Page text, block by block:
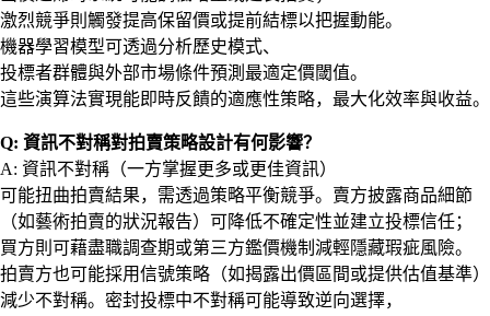
激烈競爭則觸發提高保留價或提前結標以把握動能。
機器學習模型可透過分析歷史模式、
投標者群體與外部市場條件預測最適定價閾值。
這些演算法實現能即時反饋的適應性策略，最大化效率與收益。
Q: 資訊不對稱對拍賣策略設計有何影響？
A: 資訊不對稱（一方掌握更多或更佳資訊）
可能扭曲拍賣結果，需透過策略平衡競爭。賣方披露商品細節
（如藝術拍賣的狀況報告）可降低不確定性並建立投標信任；
買方則可藉盡職調查期或第三方鑑價機制減輕隱藏瑕疵風險。
拍賣方也可能採用信號策略（如揭露出價區間或提供估值基準）
減少不對稱。密封投標中不對稱可能導致逆向選擇，